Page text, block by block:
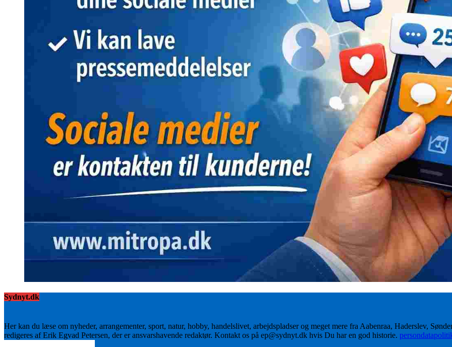
Sydnyt.dk
Her kan du læse om nyheder, arrangementer, sport, natur, hobby, handelslivet, arbejdspladser og meget mere fra Aabenraa, Haderslev,
redigeres af Erik Egvad Petersen, der er ansvarshavende redaktør. Kontakt os på ep@sydnyt.dk hvis Du har en god historie.